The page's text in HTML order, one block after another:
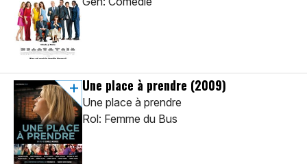
Une place à prendre (2009)
Une place à prendre
Rol: Femme du Bus